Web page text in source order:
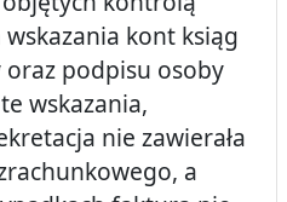
kont ksiąg
podpisu osoby
wskazania,
nie zawierała
a